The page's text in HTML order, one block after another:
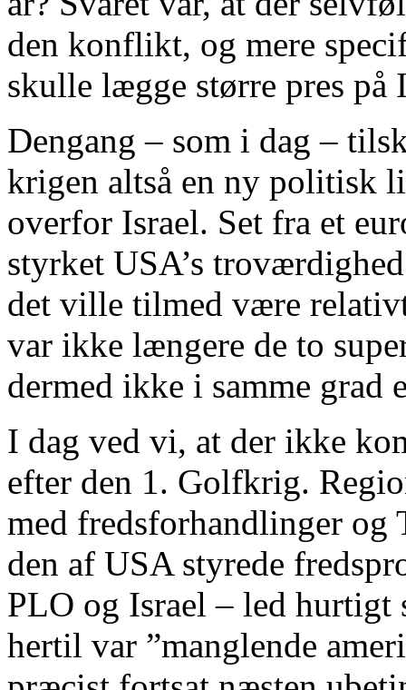
den konflikt, og mere
skulle lægge større pres på
Dengang – som i dag –
krigen altså en ny politisk
overfor Israel. Set fra et
styrket USA’s
det ville tilmed være
var ikke længere de to
dermed ikke i samme grad
I dag ved vi, at der ikke
efter den 1. Golfkrig.
med fredsforhandlinger
den af USA styrede
PLO og Israel – led
hertil var ”manglende